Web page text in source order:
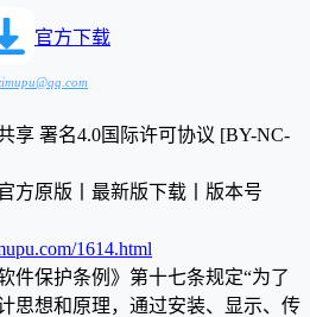
官方下载
享 署名4.0国际许可协议 [BY-NC-
方原版丨最新版下载丨版本号
1614.html
件保护条例》第十七条规定“为了
思想和原理，通过安装、显示、传